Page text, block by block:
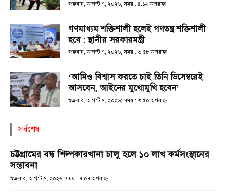
শুক্রবার, আগস্ট ৭, ২০২৬; সময় : ৪:১২ অপরাহ্ণ
গণমাধ্যম শক্তিশালী হলেই গণতন্ত্র শক্তিশালী
হবে : স্থানীয় সরকারমন্ত্রী
শুক্রবার, আগস্ট ৭, ২০২৬; সময় : ৩:৫৮ অপরাহ্ণ
‘আমিও বিশ্বাস করতে চাই তিনি ডিসেম্বরেই
আসবেন, আইনের মুখোমুখি হবেন’
শুক্রবার, আগস্ট ৭, ২০২৬; সময় : ৩:৫০ অপরাহ্ণ
সর্বশেষ
চট্টগ্রামের বন্ধ শিল্পকারখানা চালু হলে ১০ লাখ কর্মসংস্থানের
সম্ভাবনা
শুক্রবার, আগস্ট ৭, ২০২৬; সময় : ৭:০৭ অপরাহ্ণ